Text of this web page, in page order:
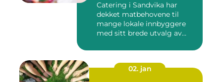
Catering i Sandvika har
dekket matbehovene til
mange lokale innbyggere
med sitt brede utvalg av
02. jan